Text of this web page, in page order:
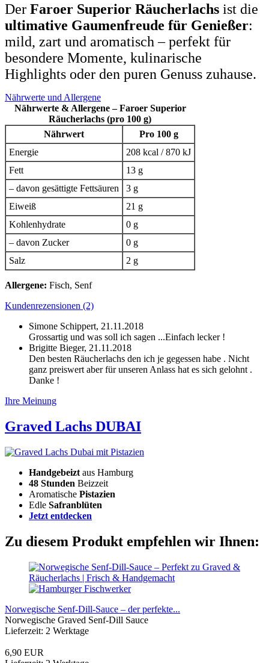
Der Faroer Superior Räucherlachs ist die
ultimative Gaumenfreude für Genießer:
mild, zart und aromatisch – perfekt für
besondere Momente, kulinarische
Highlights oder den puren Genuss zuhause.
Nährwerte und Allergene
Nährwerte & Allergene – Faroer Superior
Räucherlachs (pro 100 g)
Nährwert
Pro 100 g
Energie
208 kcal / 870 kJ
Fett
13 g
– davon gesättigte Fettsäuren
3 g
Eiweiß
21 g
Kohlenhydrate
0 g
– davon Zucker
0 g
Salz
2 g
Allergene: Fisch, Senf
Kundenrezensionen (2)
Simone Schippert, 21.11.2018
Grossartig und was soll ich sagen ...Einfach lecker !
Brigitte Bieger, 21.11.2018
Den besten Räucherlachs den ich je gegessen habe . Nicht
ganz preiswert aber für unseren Anlass hat es sich gelohnt .
Danke !
Ihre Meinung
Graved Lachs DUBAI
Handgebeizt aus Hamburg
48 Stunden Beizzeit
Aromatische Pistazien
Edle Safranblüten
Jetzt entdecken
Zu diesem Produkt empfehlen wir Ihnen:
Norwegische Senf-Dill-Sauce – der perfekte...
Norwegische Graved Senf-Dill Sauce
Lieferzeit: 2 Werktage
6,90 EUR